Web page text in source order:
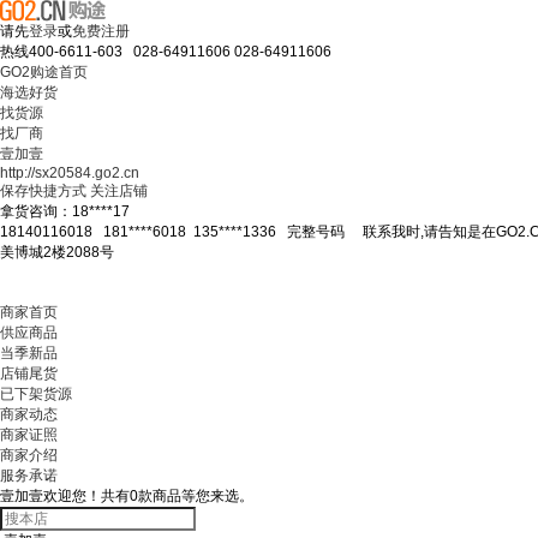
请先登录或免费注册
热线400-6611-603 028-64911606 028-64911606
GO2购途首页
海选好货
找货源
找厂商
壹加壹
http://sx20584.go2.cn
保存快捷方式 关注店铺
拿货咨询： 18****17
18140116018
181****6018 135****1336 完整号码
联系我时,请告知是在
美博城2楼2088号
商家首页
供应商品
当季新品
店铺尾货
已下架货源
商家动态
商家证照
商家介绍
服务承诺
壹加壹欢迎您！共有0款商品等您来选。